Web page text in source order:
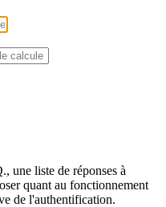
une liste de réponses à
quant au fonctionnement
de l'authentification.